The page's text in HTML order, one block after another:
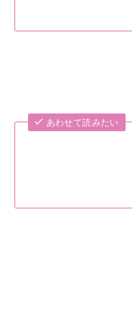
あわせて読みたい